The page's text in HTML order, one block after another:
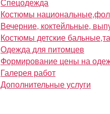
Костюмы
Вечерние, коктейльные,
Костюмы детские
Одежда для питомцев
Формирование цены на
Галерея работ
Дополнительные услуги